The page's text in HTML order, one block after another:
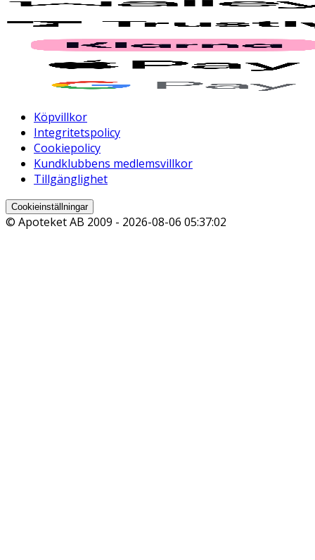
Köpvillkor
Integritetspolicy
Cookiepolicy
Kundklubbens medlemsvillkor
Tillgänglighet
Cookieinställningar
© Apoteket AB 2009 - 2026-08-06 05:37:02